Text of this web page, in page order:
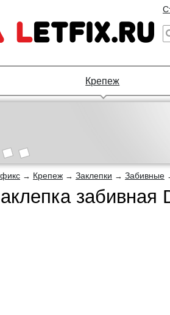
Крепеж
→ Крепеж → Заклепки → Забивные
забивная